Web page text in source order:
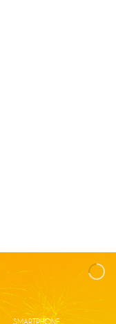
SMARTPHONE